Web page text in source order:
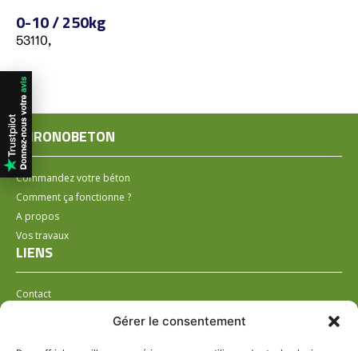
Gérer le consentement
0-10 / 250kg
53110,
CHRONOBETON
Commandez votre béton
Comment ça fonctionne ?
A propos
Vos travaux
LIENS
Contact